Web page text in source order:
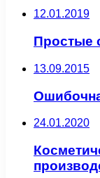
12.01.2019
Простые
13.09.2015
24.01.2020